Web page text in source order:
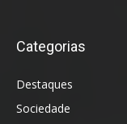
Categorias
Destaques
Sociedade